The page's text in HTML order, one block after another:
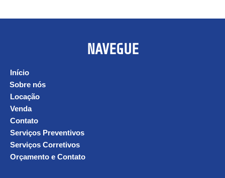
NAVEGUE
Início
Sobre nós
Locação
Venda
Contato
Serviços Preventivos
Serviços Corretivos
Orçamento e Contato